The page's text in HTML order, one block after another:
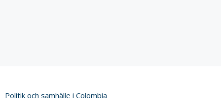
Politik och samhälle i Colombia